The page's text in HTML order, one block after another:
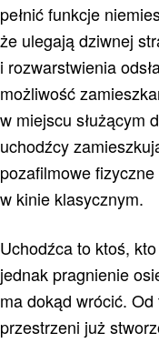
pełnić funkcje
że ulegają dziwnej
i rozwarstwienia
możliwość
w miejscu służącym
uchodźcy
pozafilmowe
w kinie klasycznym.
Uchodźca to ktoś,
jednak pragnienie
ma dokąd wrócić.
przestrzeni już